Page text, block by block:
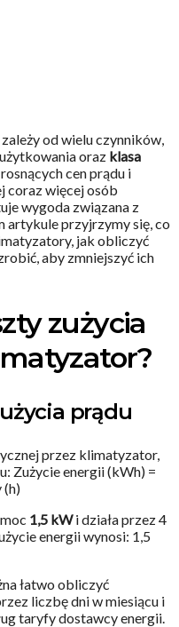
od wielu czynników,
oraz klasa
cen prądu i
coraz więcej osób
wygoda związana z
artykule przyjrzymy się, co
jak obliczyć
aby zmniejszyć ich
zużycia
prądu
przez klimatyzator,
Zużycie energii (kWh) =
(h)
1,5 kWi działa przez 4
energii wynosi: 1,5
łatwo obliczyć
liczbę dni w miesiącu i
taryfy dostawcy energii.